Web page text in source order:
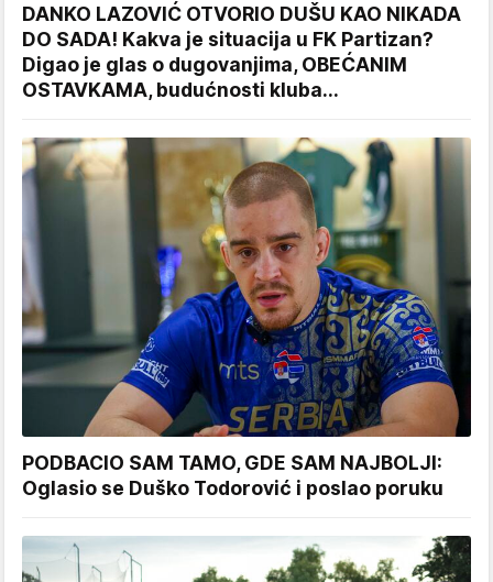
DANKO LAZOVIĆ OTVORIO DUŠU KAO NIKADA
DO SADA! Kakva je situacija u FK Partizan?
Digao je glas o dugovanjima, OBEĆANIM
OSTAVKAMA, budućnosti kluba...
PODBACIO SAM TAMO, GDE SAM NAJBOLJI:
Oglasio se Duško Todorović i poslao poruku